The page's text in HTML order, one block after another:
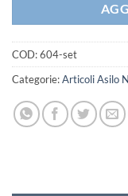
COD:604-set
Categorie:Articoli Asilo